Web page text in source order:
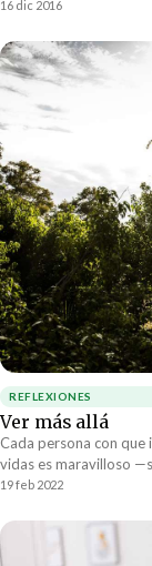
pude dar...
16 dic 2016
REFLEXIONES
Ver más allá
Cada persona con
vidas es maravilloso
falta de inspiración y
19 feb 2022